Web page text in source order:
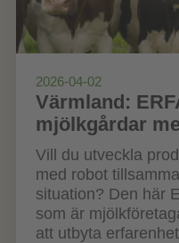
2026-04-02
Värmland:
mjölkgårdar
Vill du utveckla
med robot
situation? Den här
som är
att utbyta